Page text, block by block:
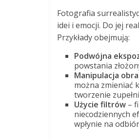
Fotografia
idei i emocji. Do jej
Przykłady obejmują:
Podwójna
powstania
Manipulacja
można zmieniać
tworzenie
Użycie filtrów –
niecodziennych
wpłynie na